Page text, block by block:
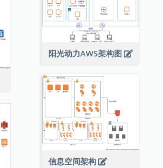
阳光动力AWS架构图
信息空间架构